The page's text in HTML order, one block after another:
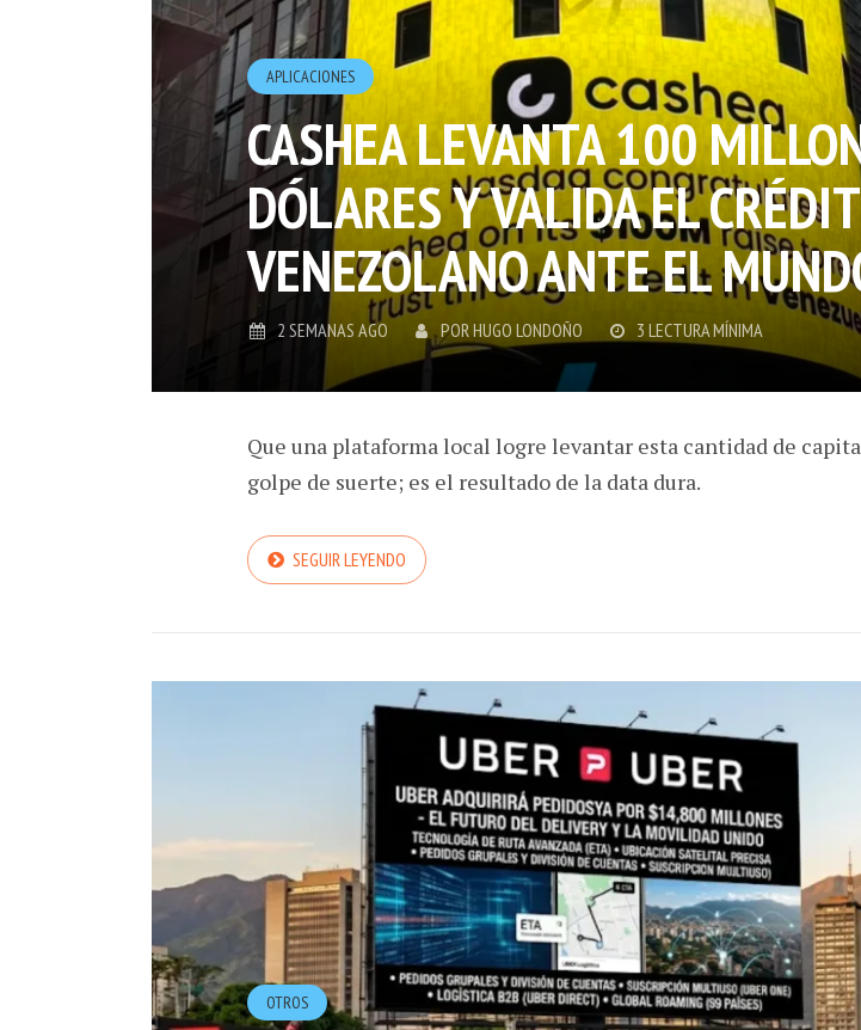
APLICACIONES
CASHEA LEVANTA 100
DÓLARES Y VALIDA EL
VENEZOLANO ANTE EL
2 SEMANAS AGO POR HUGO LONDOÑO 3 LECTURA MÍNIMA
Que una plataforma local logre levantar esta cantidad de
golpe de suerte; es el resultado de la data dura.
SEGUIR LEYENDO
OTROS